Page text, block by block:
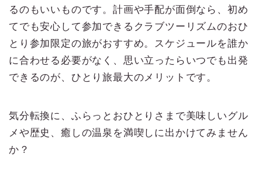
るのもいいものです。計画や手配が面倒なら、初め
てでも安心して参加できるクラブツーリズムのおひ
とり参加限定の旅がおすすめ。スケジュールを誰か
に合わせる必要がなく、思い立ったらいつでも出発
できるのが、ひとり旅最大のメリットです。
気分転換に、ふらっとおひとりさまで美味しいグル
メや歴史、癒しの温泉を満喫しに出かけてみません
か？